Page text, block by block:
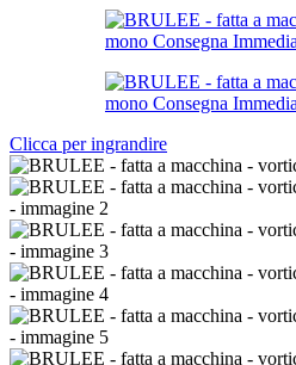
Clicca per ingrandire